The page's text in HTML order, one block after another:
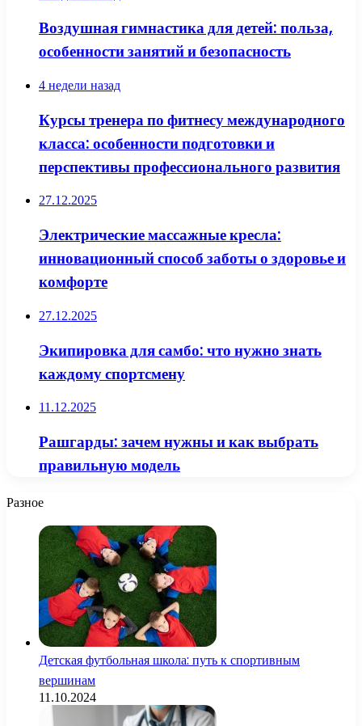
Воздушная гимнастика для детей: польза,
особенности занятий и безопасность
4 недели назад
Курсы тренера по фитнесу международного
класса: особенности подготовки и
перспективы профессионального развития
27.12.2025
Электрические массажные кресла:
инновационный способ заботы о здоровье и
комфорте
27.12.2025
Экипировка для самбо: что нужно знать
каждому спортсмену
11.12.2025
Рашгарды: зачем нужны и как выбрать
правильную модель
Разное
Детская футбольная школа: путь к спортивным
вершинам
11.10.2024